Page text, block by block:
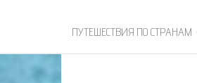
ПУТЕШЕСТВИЯ ПО СТРАНАМ